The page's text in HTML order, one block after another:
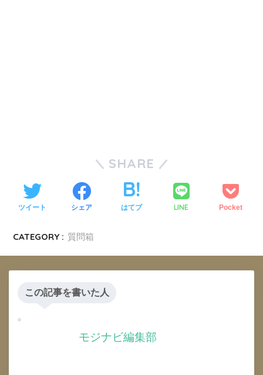
SHARE
ツイート シェア はてブ LINE Pocket
CATEGORY : 質問箱
この記事を書いた人
モジナビ編集部